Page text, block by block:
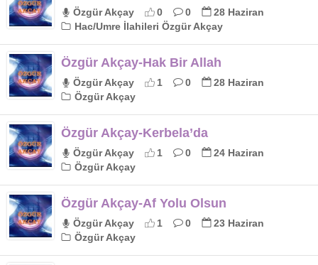
Özgür Akçay 0 0
28 Haziran
Hac/Umre İlahileri Özgür Akçay
Özgür Akçay-Hak Bir Allah
Özgür Akçay 1 0
28 Haziran
Özgür Akçay
Özgür Akçay-Kerbela’da
Özgür Akçay 1 0
24 Haziran
Özgür Akçay
Özgür Akçay-Af Yolu Olsun
Özgür Akçay 1 0
23 Haziran
Özgür Akçay